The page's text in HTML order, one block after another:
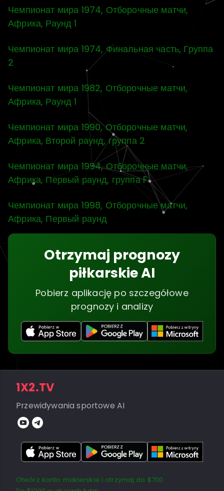
Чемпионат мира 1974, Отборочные матчи,
Африка, Раунд 1
Чемпионат мира 1974, Финальная часть, Группа
2
Чемпионат мира 1982, Отборочные матчи,
Африка, Раунд 1
Чемпионат мира 1990, Отборочные матчи,
Африка, Второй раунд, группа 2
Чемпионат мира 1994, Отборочные матчи,
Африка, Первый раунд, группа F
Чемпионат мира 1998, Отборочные матчи,
Африка, Первый раунд
Otrzymaj prognozy
piłkarskie AI
Pobierz aplikację po szczegółowe
prognozy i analizy
1X2.TV
Przewidywania sportowe AI
Otwórz konto maklerskie i otrzymaj do $700